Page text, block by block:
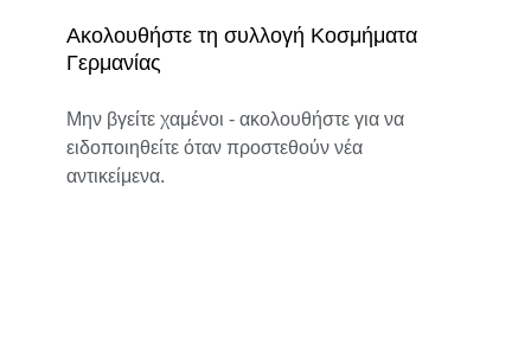
Ακολουθήστε τη συλλογή Κοσμήματα
Γερμανίας
Μην βγείτε χαμένοι - ακολουθήστε για να
ειδοποιηθείτε όταν προστεθούν νέα
αντικείμενα.